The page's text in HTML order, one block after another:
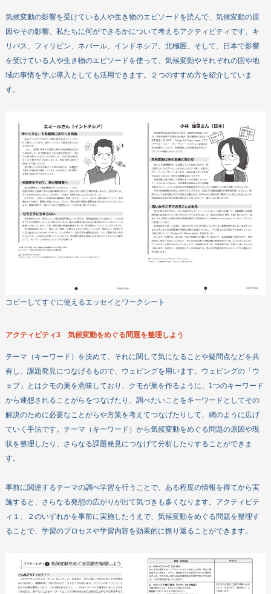
気候変動の影響を受けている人や生き物のエピソードを読んで、気候変動の原
因やその影響、私たちに何ができるかについて考えるアクティビティです。キ
リバス、フィリピン、ネパール、インドネシア、北極圏、そして、日本で影響
を受けている人や生き物のエピソードを使って、気候変動やそれぞれの国や地
域の事情を学ぶ導入としても活用できます。２つのすすめ方を紹介していま
す。
コピーしてすぐに使えるエッセイとワークシート
アクティビティ3 気候変動をめぐる問題を整理しよう
テーマ（キーワード）を決めて、それに関して気になることや疑問点などを共
有し、課題発見につなげるもので、ウェビングを用います。ウェビングの「ウ
ェブ」とはクモの巣を意味しており、クモが巣を作るように、1つのキーワード
から連想されることがらをつなげたり、調べたいことをキーワードとしてその
解決のために必要なことがらや方策を考えてつなげたりして、網のように広げ
ていく手法です。テーマ（キーワード）から気候変動をめぐる問題の原因や現
状を整理したり、さらなる課題発見につなげて分析したりすることができま
す。
事前に関連するテーマの調べ学習を行うことで、ある程度の情報を得てから実
施すると、さらなる発想の広がりが出て気づきも多くなります。アクティビテ
ィ１、２のいずれかを事前に実施したうえで、気候変動をめぐる問題を整理す
ることで、学習のプロセスや学習内容を効果的に振り返ることができます。